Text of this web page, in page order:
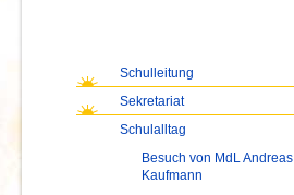
Schulleitung
Sekretariat
Schulalltag
Besuch von MdL Andreas
Kaufmann